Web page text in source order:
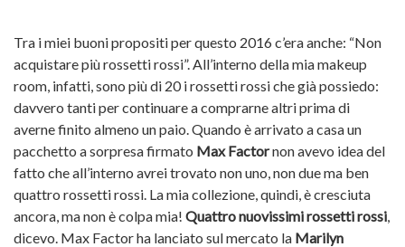
Tra i miei buoni propositi per questo 2016 c’era anche: “Non
acquistare più rossetti rossi”. All’interno della mia makeup
room, infatti, sono più di 20 i rossetti rossi che già possiedo:
davvero tanti per continuare a comprarne altri prima di
averne finito almeno un paio. Quando è arrivato a casa un
pacchetto a sorpresa firmato Max Factornon avevo idea del
fatto che all’interno avrei trovato non uno, non due ma ben
quattro rossetti rossi. La mia collezione, quindi, è cresciuta
ancora, ma non è colpa mia! Quattro nuovissimi rossetti rossi,
dicevo. Max Factor ha lanciato sul mercato la Marilyn